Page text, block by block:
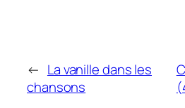
← La vanille dans les
chansons